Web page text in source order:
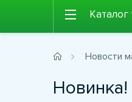
Новости